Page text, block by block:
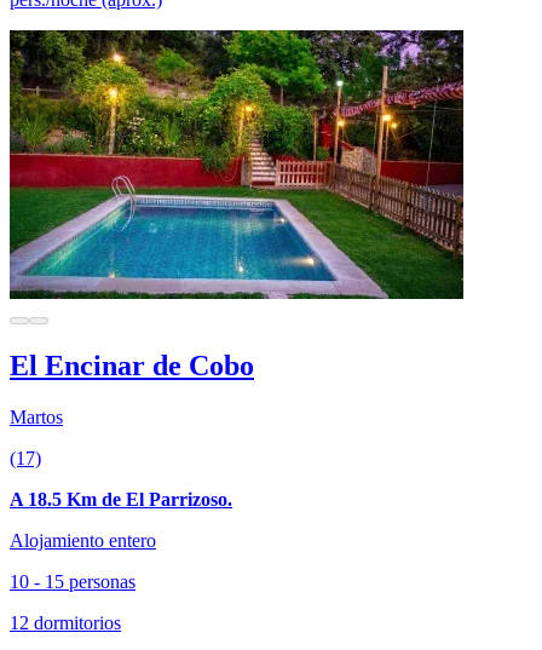
El Encinar de Cobo
Martos
(17)
A 18.5 Km de El Parrizoso.
Alojamiento entero
10 - 15 personas
12 dormitorios